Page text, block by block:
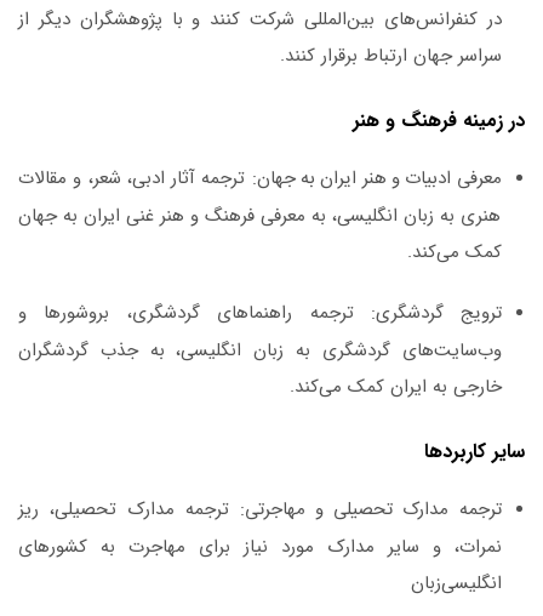
در کنفرانس‌های بین‌المللی شرکت کنند و با پژوهشگران دیگر از
سراسر جهان ارتباط برقرار کنند.
در زمینه فرهنگ و هنر
معرفی ادبیات و هنر ایران به جهان: ترجمه آثار ادبی، شعر، و مقالات
هنری به زبان انگلیسی، به معرفی فرهنگ و هنر غنی ایران به جهان
کمک می‌کند.
ترویج گردشگری: ترجمه راهنماهای گردشگری، بروشورها و
وب‌سایت‌های گردشگری به زبان انگلیسی، به جذب گردشگران
خارجی به ایران کمک می‌کند.
سایر کاربردها
ترجمه مدارک تحصیلی و مهاجرتی: ترجمه مدارک تحصیلی، ریز
نمرات، و سایر مدارک مورد نیاز برای مهاجرت به کشورهای
انگلیسی‌زبان